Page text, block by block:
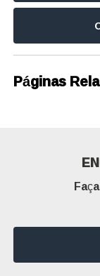
Páginas